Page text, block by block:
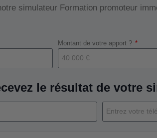
simulateur Formation promoteur
Montant de votre apport ?
le résultat de votre